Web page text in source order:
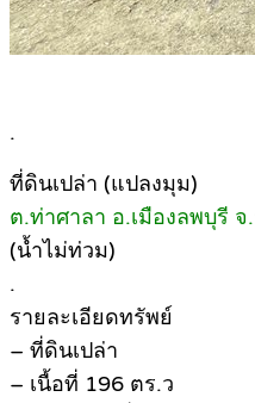
.
ที่ดินเปล่า (แปลงมุม)
ต.ท่าศาลา อ.เมืองลพบุรี
(น้ำไม่ท่วม)
.
รายละเอียดทรัพย์
– ที่ดินเปล่า
– เนื้อที่ 196 ตร.ว